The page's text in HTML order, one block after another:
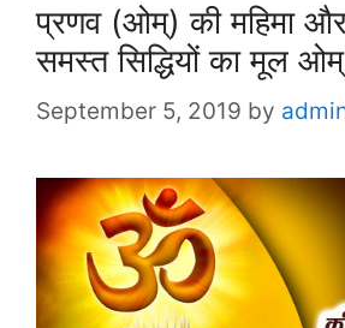
प्रणव (ओम्) की महिमा
समस्त सिद्धियों का मूल ओम्
September 5, 2019 by